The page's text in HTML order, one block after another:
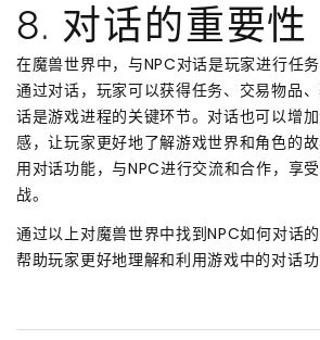
8. 对话的重要性
在魔兽世界中，与NPC对话是玩家进行任
通过对话，玩家可以获得任务、交易物品
话是游戏进程的关键环节。对话也可以增
感，让玩家更好地了解游戏世界和角色的
用对话功能，与NPC进行交流和合作，享
战。
通过以上对魔兽世界中找到NPC如何对话
帮助玩家更好地理解和利用游戏中的对话功